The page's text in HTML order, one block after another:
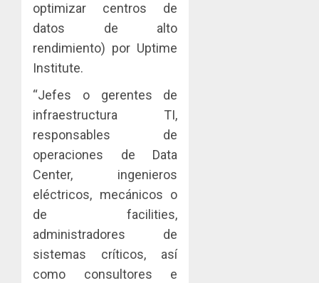
optimizar centros de
datos de alto
rendimiento) por Uptime
Institute.
“Jefes o gerentes de
infraestructura TI,
responsables de
operaciones de Data
Center, ingenieros
eléctricos, mecánicos o
de facilities,
administradores de
sistemas críticos, así
como consultores e